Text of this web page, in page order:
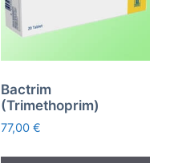
Bactrim
(Trimethoprim)
77,00 €